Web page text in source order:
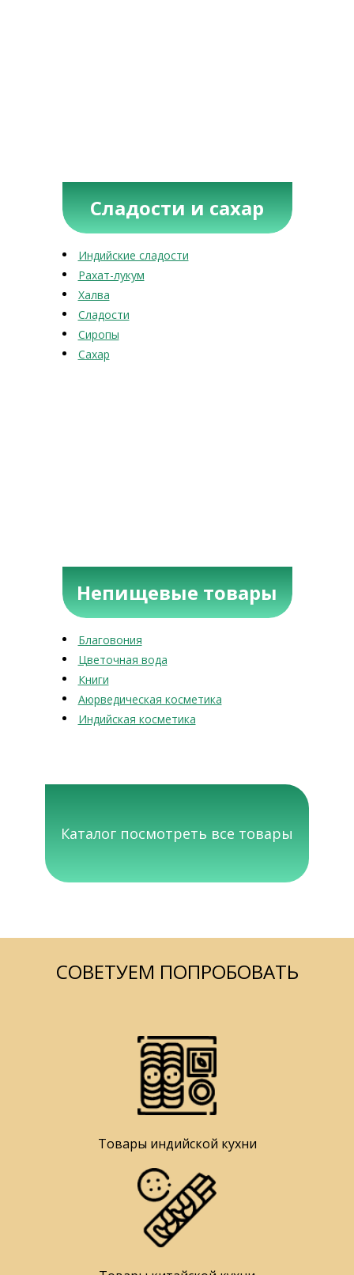
Сладости и сахар
Индийские сладости
Рахат-лукум
Халва
Сладости
Сиропы
Сахар
Непищевые товары
Благовония
Цветочная вода
Книги
Аюрведическая косметика
Индийская косметика
Каталог посмотреть все товары
СОВЕТУЕМ ПОПРОБОВАТЬ
Товары индийской кухни